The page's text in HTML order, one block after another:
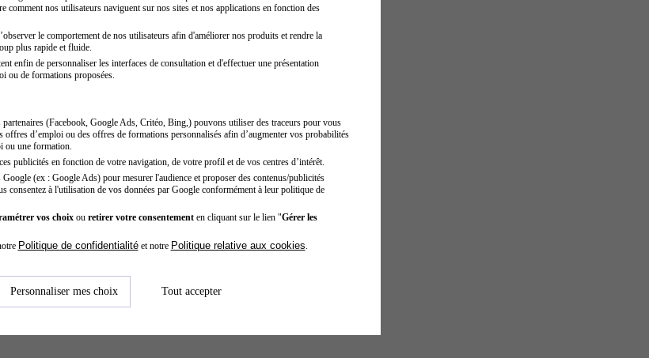
comment nos utilisateurs naviguent sur nos sites et nos applications en fonction des
le comportement de nos utilisateurs afin d'améliorer nos produits et rendre la
plus rapide et fluide.
enfin de personnaliser les interfaces de consultation et d'effectuer une présentation
ou de formations proposées.
partenaires (Facebook, Google Ads, Critéo, Bing,) pouvons utiliser des traceurs pour vous
offres d’emploi ou des offres de formations personnalisés afin d’augmenter vos probabilités
ou une formation.
publicités en fonction de votre navigation, de votre profil et de vos centres d’intérêt.
(ex : Google Ads) pour mesurer l'audience et proposer des contenus/publicités
consentez à l'utilisation de vos données par Google conformément à leur politique de
vos choixou retirer votre consentementen cliquant sur le lien "Gérer les
Politique de confidentialitéet notre Politique relative aux cookies
Personnaliser mes choix Tout accepter